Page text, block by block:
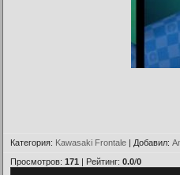
Категория: Kawasaki Frontale | Добавил:
Просмотров: 171 | Рейтинг: 0.0/0